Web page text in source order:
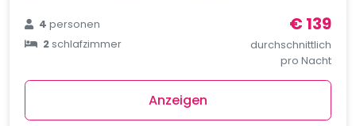
4personen
2schlafzimmer
€ 139
durchschnittlich
pro Nacht
Anzeigen